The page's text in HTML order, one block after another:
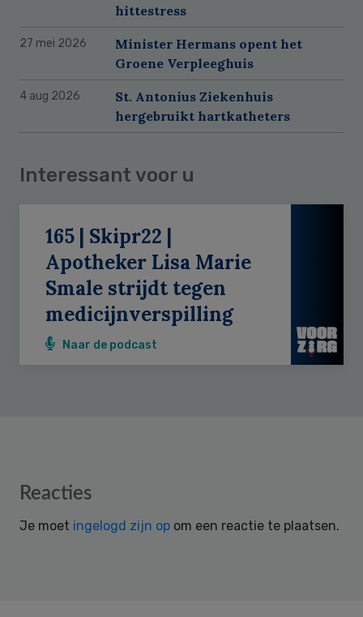
hittestress
27 mei 2026
Minister Hermans opent het
Groene Verpleeghuis
4 aug 2026
St. Antonius Ziekenhuis
hergebruikt hartkatheters
Interessant voor u
165 | Skipr22 |
Apotheker Lisa Marie
Smale strijdt tegen
medicijnverspilling
Naar de podcast
Reader
Reacties
Je moet ingelogd zijn op om een reactie te plaatsen.